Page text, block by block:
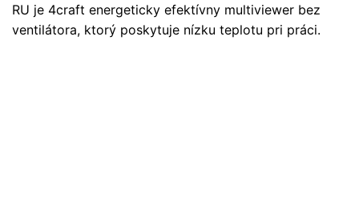
RU je 4craft energeticky efektívny multiviewer bez
ventilátora, ktorý poskytuje nízku teplotu pri práci.